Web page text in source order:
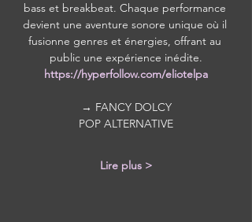
bass et breakbeat. Chaque performance
devient une aventure sonore unique où il
fusionne genres et énergies, offrant au
public une expérience inédite.
https://hyperfollow.com/eliotelpa
→ FANCY DOLCY
POP ALTERNATIVE
Lire plus >